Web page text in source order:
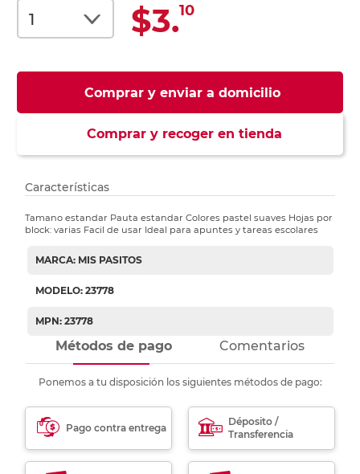
$3.10
Comprar y enviar a domicilio
Comprar y recoger en tienda
Características
Tamano estandar Pauta estandar Colores pastel suaves Hojas por
block: varias Facil de usar Ideal para apuntes y tareas escolares
MARCA: MIS PASITOS
MODELO: 23778
MPN: 23778
Métodos de pago Comentarios
Ponemos a tu disposición los siguientes métodos de pago:
Pago contra entrega
Déposito /
Transferencia